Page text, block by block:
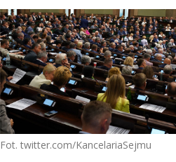
Fot. twitter.com/KancelariaSejmu